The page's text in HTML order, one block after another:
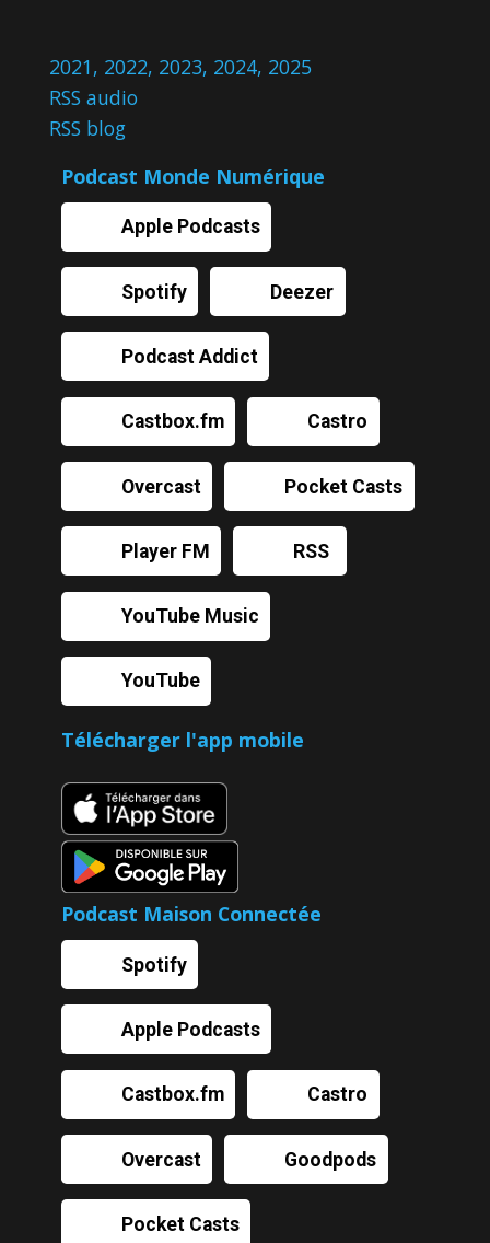
2021, 2022, 2023, 2024, 2025
RSS audio
RSS blog
Podcast Monde Numérique
Apple Podcasts
Spotify Deezer
Podcast Addict
Castbox.fm Castro
Overcast Pocket Casts
Player FM RSS
YouTube Music
YouTube
Télécharger l'app mobile
Podcast Maison Connectée
Spotify
Apple Podcasts
Castbox.fm Castro
Overcast Goodpods
Pocket Casts